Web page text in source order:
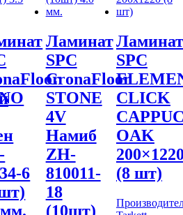
6
Ламинат
SPC
CronaFloor
STONE
4V
Намиб
ZH-
810011-
18
(10шт)
Ламинат
SPC
CLICK
OAK
(8 шт)